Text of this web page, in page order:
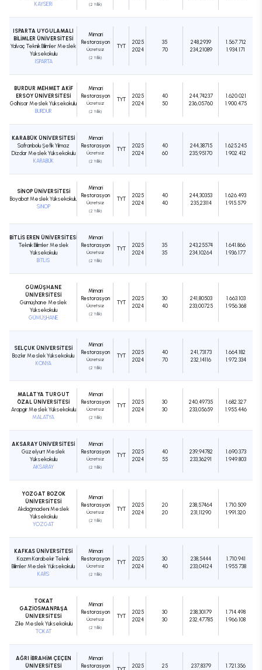
KAYSERİ
(2 Yıllık)
ISPARTA UYGULAMALI
BİLİMLER ÜNİVERSİTESİ
Yalvaç Teknik Bilimler Meslek
Yüksekokulu
ISPARTA
Mimari
Restorasyon
Ücretsiz
(2 Yıllık)
TYT
2025
2024
35
70
248,2939
234,21089
1.567.712
1.934.171
BURDUR MEHMET AKİF
ERSOY ÜNİVERSİTESİ
Gölhisar Meslek Yüksekokulu
BURDUR
Mimari
Restorasyon
Ücretsiz
(2 Yıllık)
TYT
2025
2024
40
50
244,74237
236,05760
1.620.021
1.900.475
KARABÜK ÜNİVERSİTESİ
Safranbolu Şefik Yılmaz
Dizdar Meslek Yüksekokulu
KARABÜK
Mimari
Restorasyon
Ücretsiz
(2 Yıllık)
TYT
2025
2024
40
60
244,38715
235,95170
1.625.245
1.902.412
SİNOP ÜNİVERSİTESİ
Boyabat Meslek Yüksekokulu
SİNOP
Mimari
Restorasyon
Ücretsiz
(2 Yıllık)
TYT
2025
2024
40
40
244,30353
235,23114
1.626.493
1.915.579
BİTLİS EREN ÜNİVERSİTESİ
Teknik Bilimler Meslek
Yüksekokulu
BİTLİS
Mimari
Restorasyon
Ücretsiz
(2 Yıllık)
TYT
2025
2024
35
35
243,25574
234,10264
1.641.866
1.936.177
GÜMÜŞHANE
ÜNİVERSİTESİ
Gümüşhane Meslek
Yüksekokulu
GÜMÜŞHANE
Mimari
Restorasyon
Ücretsiz
(2 Yıllık)
TYT
2025
2024
30
40
241,80503
233,00725
1.663.103
1.956.368
SELÇUK ÜNİVERSİTESİ
Bozkır Meslek Yüksekokulu
KONYA
Mimari
Restorasyon
Ücretsiz
(2 Yıllık)
TYT
2025
2024
40
70
241,73173
232,14116
1.664.182
1.972.334
MALATYA TURGUT
ÖZAL ÜNİVERSİTESİ
Arapgir Meslek Yüksekokulu
MALATYA
Mimari
Restorasyon
Ücretsiz
(2 Yıllık)
TYT
2025
2024
30
30
240,49735
233,05659
1.682.327
1.955.446
AKSARAY ÜNİVERSİTESİ
Güzelyurt Meslek
Yüksekokulu
AKSARAY
Mimari
Restorasyon
Ücretsiz
(2 Yıllık)
TYT
2025
2024
40
55
239,94782
233,36291
1.690.373
1.949.803
YOZGAT BOZOK
ÜNİVERSİTESİ
Akdağmadeni Meslek
Yüksekokulu
YOZGAT
Mimari
Restorasyon
Ücretsiz
(2 Yıllık)
TYT
2025
2024
20
20
238,57464
231,11290
1.710.509
1.991.320
KAFKAS ÜNİVERSİTESİ
Kazım Karabekir Teknik
Bilimler Meslek Yüksekokulu
KARS
Mimari
Restorasyon
Ücretsiz
(2 Yıllık)
TYT
2025
2024
30
40
238,5444
233,04124
1.710.941
1.955.738
TOKAT
GAZİOSMANPAŞA
ÜNİVERSİTESİ
Zile Meslek Yüksekokulu
TOKAT
Mimari
Restorasyon
Ücretsiz
(2 Yıllık)
TYT
2025
2024
30
30
238,30179
232,47785
1.714.498
1.966.108
AĞRI İBRAHİM ÇEÇEN
ÜNİVERSİTESİ
Mimari
Restorasyon
2025 25 237,8379 1.721.356